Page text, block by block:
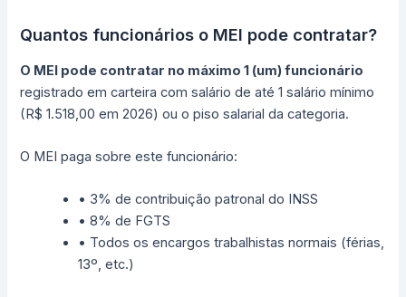
Quantos funcionários o MEI pode contratar?
O MEI pode contratar no máximo 1 (um) funcionário
registrado em carteira com salário de até 1 salário mínimo
(R$ 1.518,00 em 2026) ou o piso salarial da categoria.
O MEI paga sobre este funcionário:
• 3% de contribuição patronal do INSS
• 8% de FGTS
• Todos os encargos trabalhistas normais (férias,
13º, etc.)